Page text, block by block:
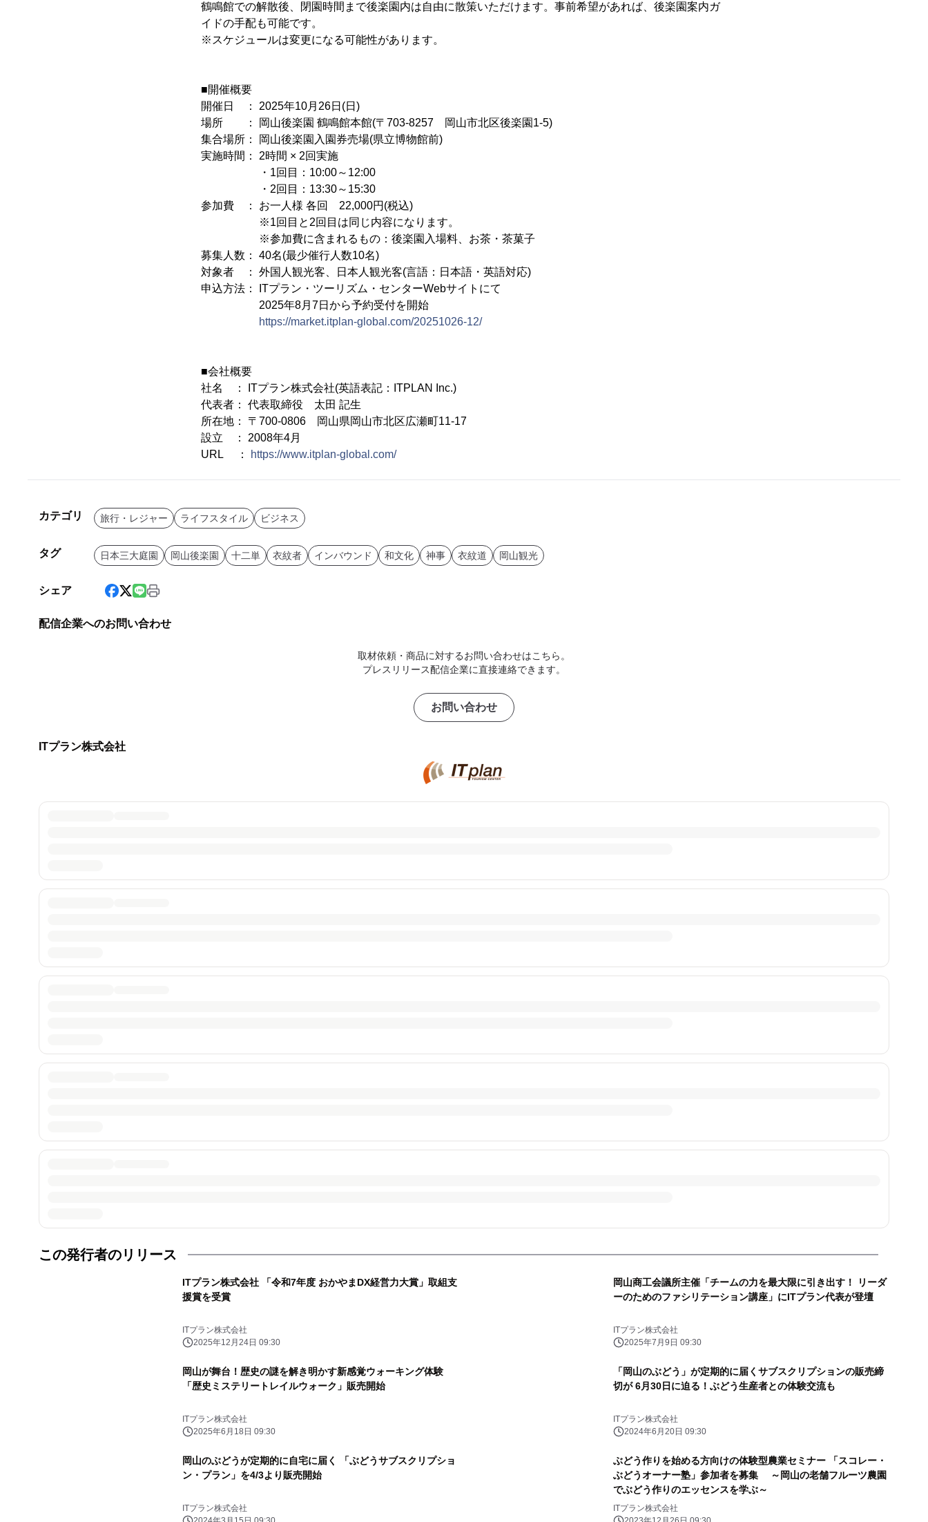
鶴鳴館での解散後、閉園時間まで後楽園内は自由に散策いただけます。事前希望があれば、後楽園案内ガ
イドの手配も可能です。
※スケジュールは変更になる可能性があります。
■開催概要
開催日 ： 2025年10月26日(日)
場所 ： 岡山後楽園 鶴鳴館本館(〒703-8257 岡山市北区後楽園1-5)
集合場所： 岡山後楽園入園券売場(県立博物館前)
実施時間： 2時間 × 2回実施
・1回目：10:00～12:00
・2回目：13:30～15:30
参加費 ： お一人様 各回 22,000円(税込)
※1回目と2回目は同じ内容になります。
※参加費に含まれるもの：後楽園入場料、お茶・茶菓子
募集人数： 40名(最少催行人数10名)
対象者 ： 外国人観光客、日本人観光客(言語：日本語・英語対応)
申込方法： ITプラン・ツーリズム・センターWebサイトにて
2025年8月7日から予約受付を開始
https://market.itplan-global.com/20251026-12/
■会社概要
社名 ： ITプラン株式会社(英語表記：ITPLAN Inc.)
代表者： 代表取締役 太田 記生
所在地： 〒700-0806 岡山県岡山市北区広瀬町11-17
設立 ： 2008年4月
URL ：
https://www.itplan-global.com/
カテゴリ 旅行・レジャー ライフスタイル ビジネス
タグ 日本三大庭園 岡山後楽園 十二単 衣紋者 インバウンド 和文化 神事 衣紋道 岡山観光
シェア
配信企業へのお問い合わせ
取材依頼・商品に対するお問い合わせはこちら。
プレスリリース配信企業に直接連絡できます。
お問い合わせ
ITプラン株式会社
この発行者のリリース
ITプラン株式会社 「令和7年度 おかやまDX経営力大賞」取組支
援賞を受賞
ITプラン株式会社
2025年12月24日 09:30
岡山商工会議所主催「チームの力を最大限に引き出す！ リーダ
ーのためのファシリテーション講座」にITプラン代表が登壇
ITプラン株式会社
2025年7月9日 09:30
岡山が舞台！歴史の謎を解き明かす新感覚ウォーキング体験
「歴史ミステリートレイルウォーク」販売開始
ITプラン株式会社
2025年6月18日 09:30
「岡山のぶどう」が定期的に届くサブスクリプションの販売締
切が 6月30日に迫る！ぶどう生産者との体験交流も
ITプラン株式会社
2024年6月20日 09:30
岡山のぶどうが定期的に自宅に届く 「ぶどうサブスクリプショ
ン・プラン」を4/3より販売開始
ITプラン株式会社
ぶどう作りを始める方向けの体験型農業セミナー 「スコレー・
ぶどうオーナー塾」参加者を募集 ～岡山の老舗フルーツ農園
でぶどう作りのエッセンスを学ぶ～
ITプラン株式会社